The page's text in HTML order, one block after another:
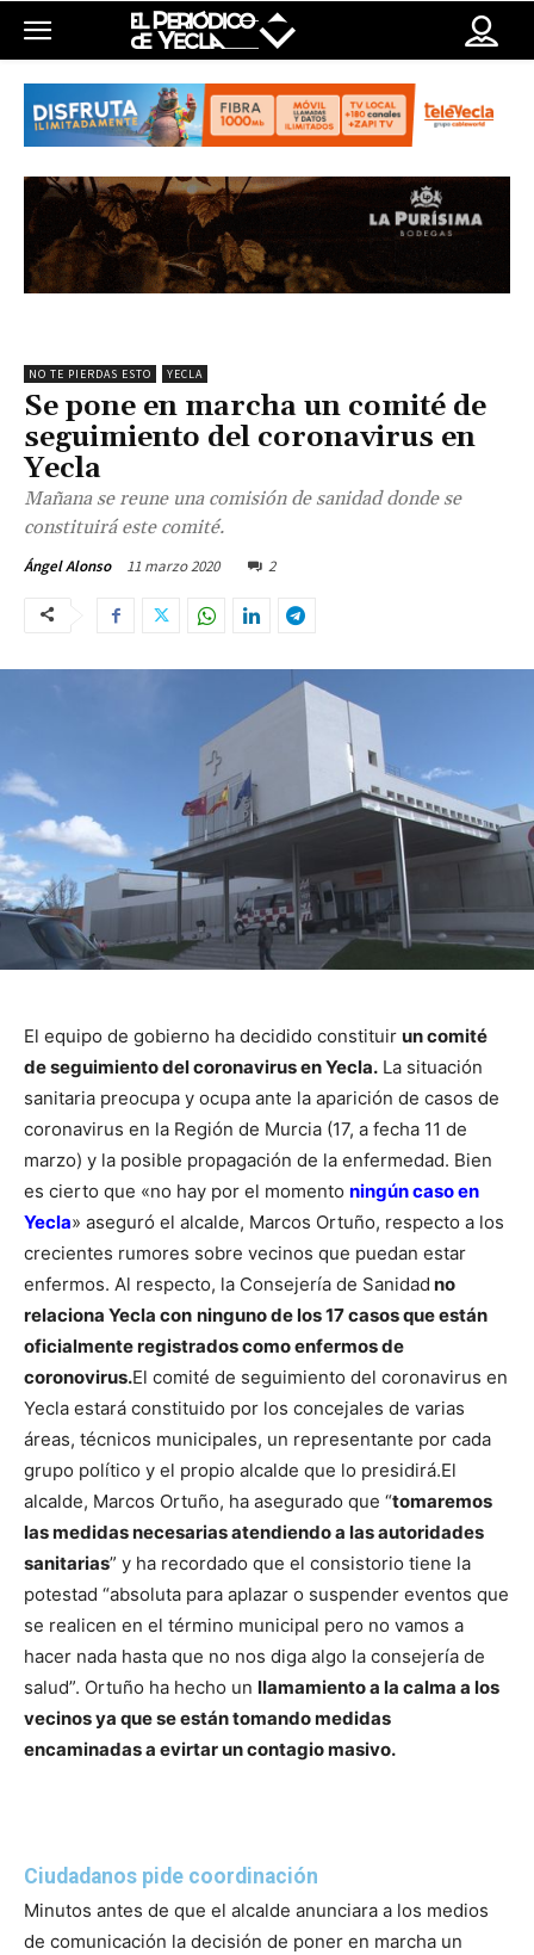
NO TE PIERDAS ESTO YECLA
Se pone en marcha un comité de
seguimiento del coronavirus en
Yecla
Mañana se reune una comisión de sanidad donde se
constituirá este comité.
Ángel Alonso 11 marzo 2020 2
El equipo de gobierno ha decidido constituir un comité
de seguimiento del coronavirus en Yecla. La situación
sanitaria preocupa y ocupa ante la aparición de casos de
coronavirus en la Región de Murcia (17, a fecha 11 de
marzo) y la posible propagación de la enfermedad. Bien
es cierto que «no hay por el momento ningún caso en
Yecla» aseguró el alcalde, Marcos Ortuño, respecto a los
crecientes rumores sobre vecinos que puedan estar
enfermos. Al respecto, la Consejería de Sanidad no
relaciona Yecla con ninguno de los 17 casos que están
oficialmente registrados como enfermos de
coronovirus.El comité de seguimiento del coronavirus en
Yecla estará constituido por los concejales de varias
áreas, técnicos municipales, un representante por cada
grupo político y el propio alcalde que lo presidirá.El
alcalde, Marcos Ortuño, ha asegurado que “tomaremos
las medidas necesarias atendiendo a las autoridades
sanitarias” y ha recordado que el consistorio tiene la
potestad “absoluta para aplazar o suspender eventos que
se realicen en el término municipal pero no vamos a
hacer nada hasta que no nos diga algo la consejería de
salud”. Ortuño ha hecho un llamamiento a la calma a los
vecinos ya que se están tomando medidas
encaminadas a evirtar un contagio masivo.
Ciudadanos pide coordinación
Minutos antes de que el alcalde anunciara a los medios
de comunicación la decisión de poner en marcha un